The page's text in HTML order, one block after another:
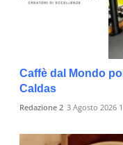
Caffè dal Mondo
Caldas
Redazione 2 3 Agosto 2026